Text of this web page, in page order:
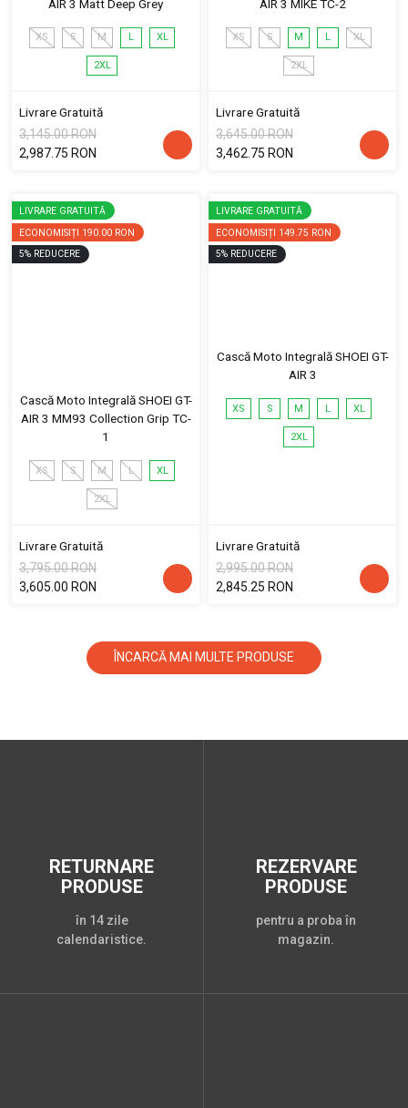
AIR 3 Matt Deep Grey
XS S M L XL
2XL
Livrare Gratuită
3,145.00 RON
2,987.75 RON
AIR 3 MIKE TC-2
XS S M L XL
2XL
Livrare Gratuită
3,645.00 RON
3,462.75 RON
LIVRARE GRATUITĂ
ECONOMISIȚI 190.00 RON
5% REDUCERE
Cască Moto Integrală SHOEI GT-
AIR 3 MM93 Collection Grip TC-
1
XS S M L XL
2XL
Livrare Gratuită
3,795.00 RON
3,605.00 RON
LIVRARE GRATUITĂ
ECONOMISIȚI 149.75 RON
5% REDUCERE
Cască Moto Integrală SHOEI GT-
AIR 3
XS S M L XL
2XL
Livrare Gratuită
2,995.00 RON
2,845.25 RON
ÎNCARCĂ MAI MULTE PRODUSE
RETURNARE
PRODUSE
în 14 zile
calendaristice.
REZERVARE
PRODUSE
pentru a proba în
magazin.